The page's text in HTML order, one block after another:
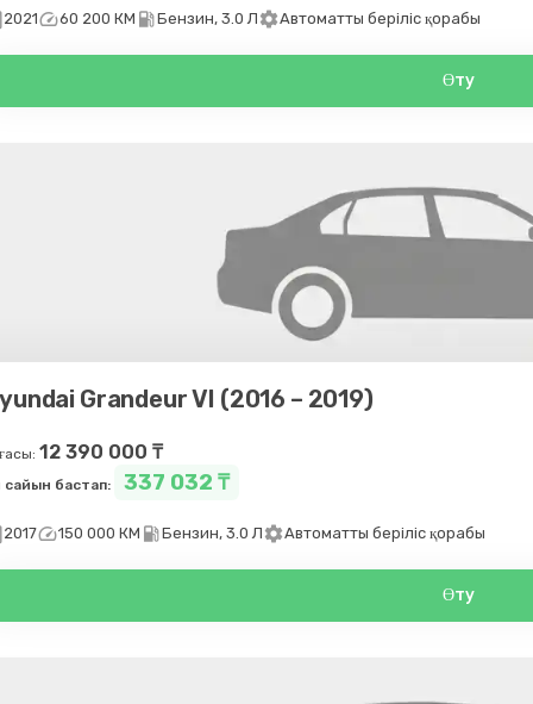
2021speed60 200 КМ local_gas_stationБензин, 3.0 Л settingsАвтоматты беріліс қорабы
Өту
Grandeur VI (2016 – 2019)
12 390 000 ₸
сайын бастап: 337 032 ₸
2017speed150 000 КМ local_gas_stationБензин, 3.0 Л settingsАвтоматты беріліс қорабы
Өту